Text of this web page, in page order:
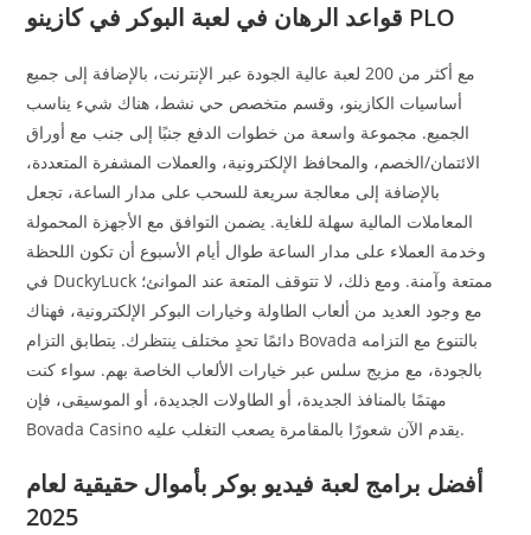
قواعد الرهان في لعبة البوكر في كازينو PLO
مع أكثر من 200 لعبة عالية الجودة عبر الإنترنت، بالإضافة إلى جميع
أساسيات الكازينو، وقسم متخصص حي نشط، هناك شيء يناسب
الجميع. مجموعة واسعة من خطوات الدفع جنبًا إلى جنب مع أوراق
الائتمان/الخصم، والمحافظ الإلكترونية، والعملات المشفرة المتعددة،
بالإضافة إلى معالجة سريعة للسحب على مدار الساعة، تجعل
المعاملات المالية سهلة للغاية. يضمن التوافق مع الأجهزة المحمولة
وخدمة العملاء على مدار الساعة طوال أيام الأسبوع أن تكون اللحظة
في DuckyLuck ممتعة وآمنة. ومع ذلك، لا تتوقف المتعة عند الموانئ؛
مع وجود العديد من ألعاب الطاولة وخيارات البوكر الإلكترونية، فهناك
دائمًا تحدٍ مختلف ينتظرك. يتطابق التزام Bovada بالتنوع مع التزامه
بالجودة، مع مزيج سلس عبر خيارات الألعاب الخاصة بهم. سواء كنت
مهتمًا بالمنافذ الجديدة، أو الطاولات الجديدة، أو الموسيقى، فإن
Bovada Casino يقدم الآن شعورًا بالمقامرة يصعب التغلب عليه.
أفضل برامج لعبة فيديو بوكر بأموال حقيقية لعام
2025